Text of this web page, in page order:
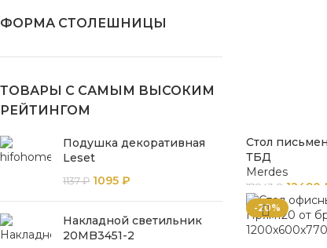
ФОРМА СТОЛЕШНИЦЫ
ТОВАРЫ С САМЫМ ВЫСОКИМ
РЕЙТИНГОМ
Подушка декоративная
Leset
1137₽ 1095 ₽
Накладной светильник
20MB3451-2
Стол
ТБД
Merdes
17843 ₽ 12490
-20%